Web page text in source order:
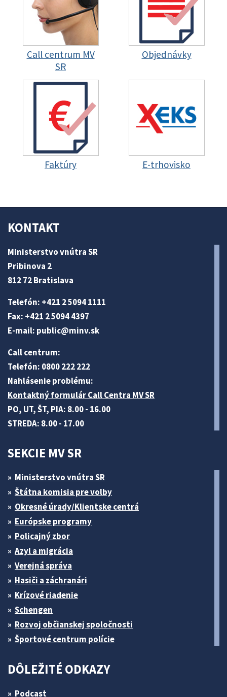
Call centrum MV
SR
Objednávky
Faktúry E-trhovisko
KONTAKT
Ministerstvo vnútra SR
Pribinova 2
812 72 Bratislava
Telefón: +421 2 5094 1111
Fax: +421 2 5094 4397
E-mail: public@minv.sk
Call centrum:
Telefón: 0800 222 222
Nahlásenie problému:
Kontaktný formulár Call Centra MV SR
PO, UT, ŠT, PIA: 8.00 - 16.00
STREDA: 8.00 - 17.00
SEKCIE MV SR
Ministerstvo vnútra SR
Štátna komisia pre volby
Okresné úrady/Klientske centrá
Európske programy
Policajný zbor
Azyl a migrácia
Verejná správa
Hasiči a záchranári
Krízové riadenie
Schengen
Rozvoj občianskej spoločnosti
Športové centrum polície
DÔLEŽITÉ ODKAZY
Podcast